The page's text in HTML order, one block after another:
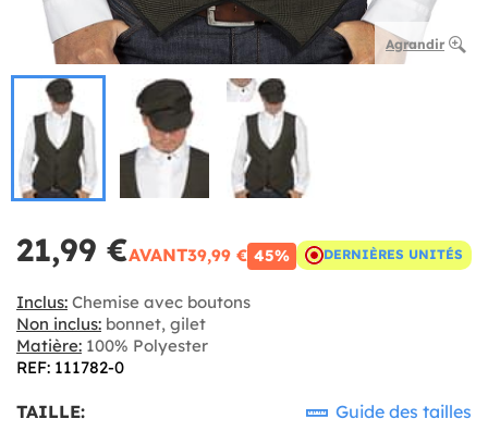
Agrandir
21,99 €AVANT39,99 € 45% DERNIÈRES UNITÉS
Inclus: Chemise avec boutons
Non inclus: bonnet, gilet
Matière: 100% Polyester
REF: 111782-0
TAILLE: Guide des tailles